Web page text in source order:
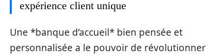
expérience client unique
Une *banque d’accueil* bien pensée et
personnalisée a le pouvoir de révolutionner